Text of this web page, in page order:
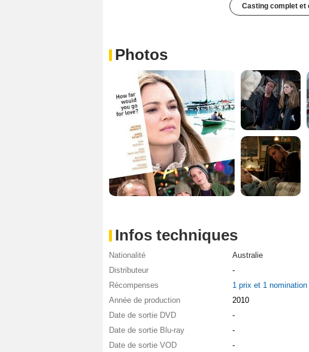
Casting complet et
Photos
Infos techniques
Nationalité
Australie
Distributeur
-
Récompenses
1 prix et 1 nomination
Année de production
2010
Date de sortie DVD
-
Date de sortie Blu-ray
-
Date de sortie VOD
-